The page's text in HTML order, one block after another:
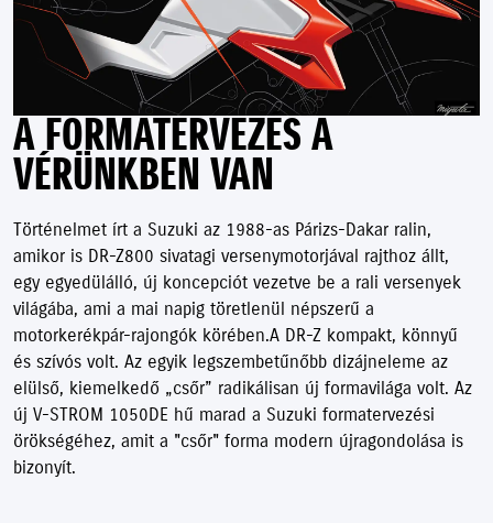
A FORMATERVEZÉS A
VÉRÜNKBEN VAN
Történelmet írt a Suzuki az 1988-as Párizs-Dakar ralin,
amikor is DR-Z800 sivatagi versenymotorjával rajthoz állt,
egy egyedülálló, új koncepciót vezetve be a rali versenyek
világába, ami a mai napig töretlenül népszerű a
motorkerékpár-rajongók körében.A DR-Z kompakt, könnyű
és szívós volt. Az egyik legszembetűnőbb dizájneleme az
elülső, kiemelkedő „csőr” radikálisan új formavilága volt. Az
új V-STROM 1050DE hű marad a Suzuki formatervezési
örökségéhez, amit a "csőr" forma modern újragondolása is
bizonyít.